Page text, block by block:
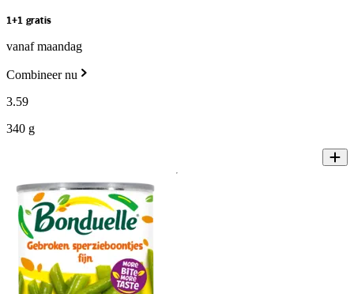
1+1 gratis
vanaf maandag
Combineer nu
3.59
340 g